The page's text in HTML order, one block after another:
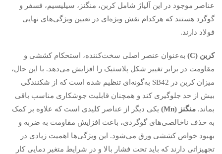
عناصر موجود در این آلیاژ شامل کربن، منگنز، سیلیسیم، فسفر و
گوگرد هستند که هرکدام نقش ویژه‌ای در تعیین ویژگی‌های نهایی
فولاد دارند.
کربن (C)
به‌عنوان عنصر اصلی سخت‌کننده، استحکام کششی و
مقاومت در برابر تغییر شکل پلاستیک را افزایش می‌دهد. با این حال،
میزان کربن در SB42 به‌گونه‌ای تنظیم شده است که از شکنندگی
بیش از حد جلوگیری کند و همچنان قابلیت جوشکاری مناسب باقی
بماند. منگنز (Mn)
یکی دیگر از عناصر کلیدی است که علاوه بر کمک
به حذف ناخالصی‌های گوگردی، باعث افزایش مقاومت به ضربه و
بهبود خواص کششی ورق می‌شود. این ویژگی‌ها اهمیت زیادی در
تجهیزاتی دارند که باید تحت فشار بالا و در شرایط متغیر دمایی کار